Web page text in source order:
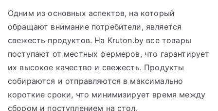
Одним из основных аспектов, на который
обращают внимание потребители, является
свежесть продуктов. На Kruton.by все товары
поступают от местных фермеров, что гарантирует
их высокое качество и свежесть. Продукты
собираются и отправляются в максимально
короткие сроки, что минимизирует время между
сбором и поступлением на стол.